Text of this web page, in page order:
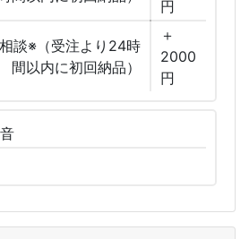
円
談※（受注より24時
間以内に初回納品）
＋
2000
円